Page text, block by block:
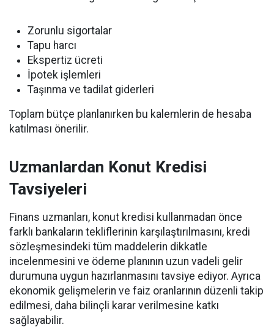
Zorunlu sigortalar
Tapu harcı
Ekspertiz ücreti
İpotek işlemleri
Taşınma ve tadilat giderleri
Toplam bütçe planlanırken bu kalemlerin de hesaba
katılması önerilir.
Uzmanlardan Konut Kredisi
Tavsiyeleri
Finans uzmanları, konut kredisi kullanmadan önce
farklı bankaların tekliflerinin karşılaştırılmasını, kredi
sözleşmesindeki tüm maddelerin dikkatle
incelenmesini ve ödeme planının uzun vadeli gelir
durumuna uygun hazırlanmasını tavsiye ediyor. Ayrıca
ekonomik gelişmelerin ve faiz oranlarının düzenli takip
edilmesi, daha bilinçli karar verilmesine katkı
sağlayabilir.